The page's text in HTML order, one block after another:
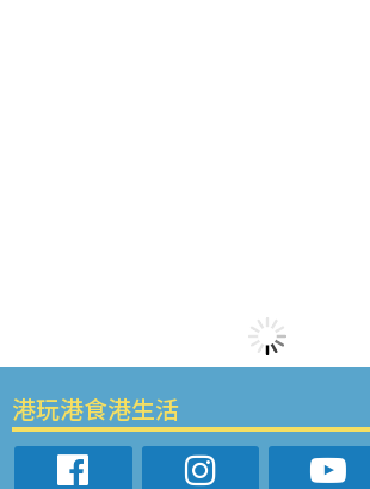
港玩港食港生活